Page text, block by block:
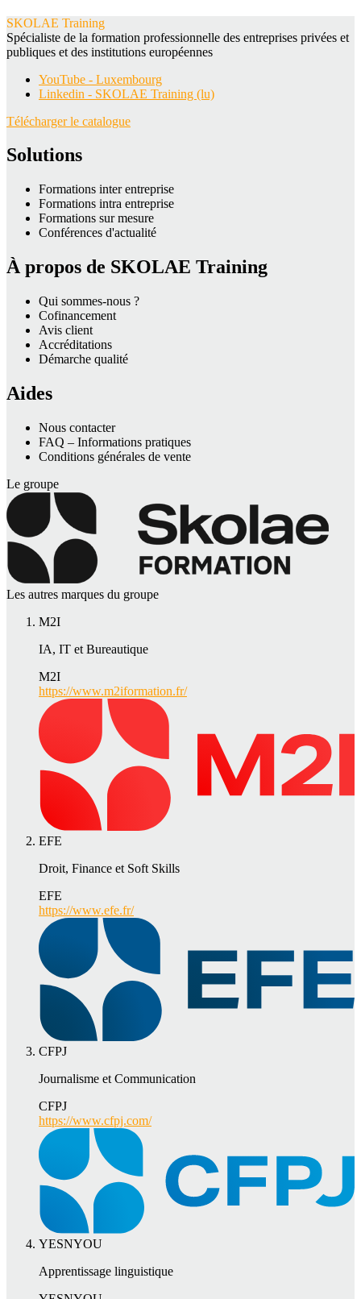
SKOLAE Training
Spécialiste de la formation professionnelle des entreprises privées et
publiques et des institutions européennes
YouTube - Luxembourg
Linkedin - SKOLAE Training (lu)
Télécharger le catalogue
Solutions
Formations inter entreprise
Formations intra entreprise
Formations sur mesure
Conférences d'actualité
À propos de SKOLAE Training
Qui sommes-nous ?
Cofinancement
Avis client
Accréditations
Démarche qualité
Aides
Nous contacter
FAQ – Informations pratiques
Conditions générales de vente
Le groupe
Les autres marques du groupe
M2I
IA, IT et Bureautique
M2I
https://www.m2iformation.fr/
EFE
Droit, Finance et Soft Skills
EFE
https://www.efe.fr/
CFPJ
Journalisme et Communication
CFPJ
https://www.cfpj.com/
YESNYOU
Apprentissage linguistique